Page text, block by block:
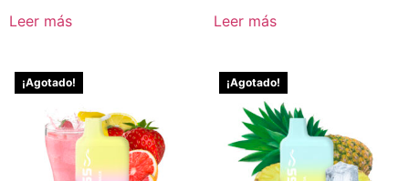
Leer más Leer más
¡Agotado! ¡Agotado!